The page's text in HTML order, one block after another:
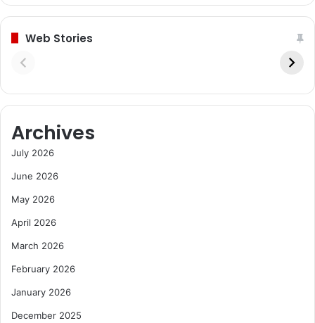
Web Stories
Archives
July 2026
June 2026
May 2026
April 2026
March 2026
February 2026
January 2026
December 2025